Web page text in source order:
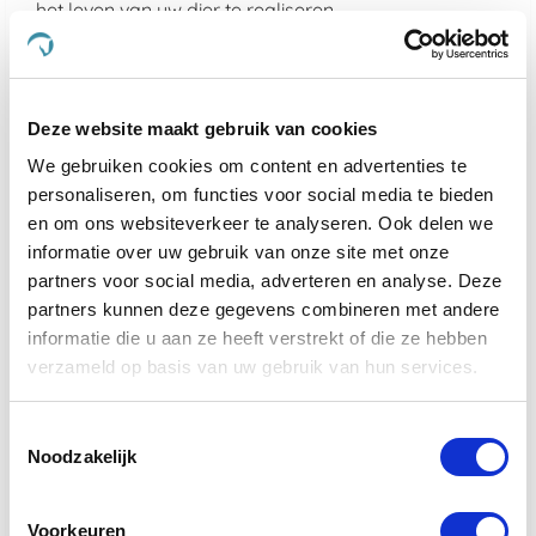
Deze website maakt gebruik van cookies
We gebruiken cookies om content en advertenties te
personaliseren, om functies voor social media te bieden
en om ons websiteverkeer te analyseren. Ook delen we
informatie over uw gebruik van onze site met onze
partners voor social media, adverteren en analyse. Deze
partners kunnen deze gegevens combineren met andere
informatie die u aan ze heeft verstrekt of die ze hebben
verzameld op basis van uw gebruik van hun services.
Noodzakelijk
Voorkeuren
het leven van uw dier te realiseren.
Kies voor de kwaliteit van De Paardendrogist en
Dursy Dog en ervaar zelf de voordelen van onze
verdient immers niets minder dan het beste, en dat is
precies wat wij bieden.
Wat maakt De Paardendrogist uniek in
de markt voor paardensupplementen?
De Paardendrogist onderscheidt zich door zijn
toewijding aan kwaliteit en innovatie in de
gezondheidszorg van paarden. Met jarenlange
ervaring en een diepe kennis van paardenvoeding
en -welzijn, ontwikkelt De Paardendrogist
specifieke behoeften van paarden. Van verbetering
zorgvuldig geselecteerde ingrediënten om